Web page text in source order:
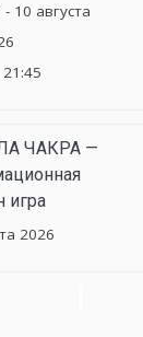
10 августа
ЧАКРА —
игра
2026